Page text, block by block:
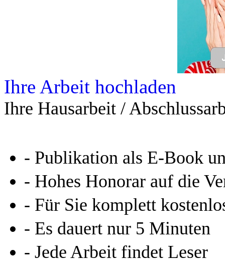
Ihre Arbeit hochladen
Ihre Hausarbeit /
- Publikation als E-Book
- Hohes Honorar auf die
- Für Sie komplett
- Es dauert nur 5 Minuten
- Jede Arbeit findet Leser